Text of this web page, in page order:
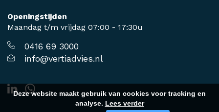
Openingstijden
Maandag t/m vrijdag 07:00 - 17:30u
0416 69 3000
info@vertiadvies.nl
Deze website maakt gebruik van cookies voor tracking en
analyse. Lees verder